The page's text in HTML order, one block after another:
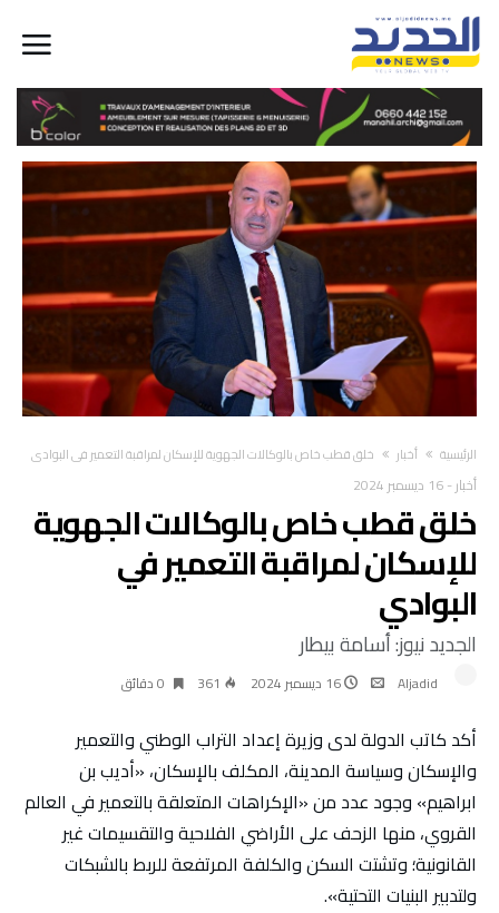
‫الرئيسية‬ أخبار خلق قطب خاص بالوكالات الجهوية للإسكان لمراقبة التعمير في البوادي
أخبار-16 ديسمبر 2024
خلق قطب خاص بالوكالات الجهوية
للإسكان لمراقبة التعمير في
البوادي
الجديد نيوز: أسامة بيطار
Aljadid 16 ديسمبر 2024 361 0 ‫دقائق‬
أكد كاتب الدولة لدى وزيرة إعداد التراب الوطني والتعمير
والإسكان وسياسة المدينة، المكلف بالإسكان، «أديب بن
ابراهيم» وجود عدد من «الإكراهات المتعلقة بالتعمير في العالم
القروي، منها الزحف على الأراضي الفلاحية والتقسيمات غير
القانونية؛ وتشتت السكن والكلفة المرتفعة للربط بالشبكات
ولتدبير البنيات التحتية».